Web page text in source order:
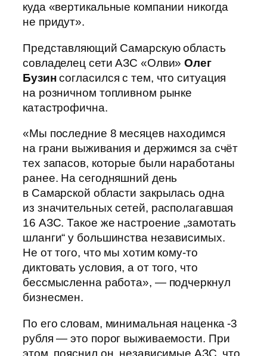
куда «вертикальные компании никогда
не придут».
Представляющий Самарскую область
совладелец сети АЗС «Олви»Олег
Бузинсогласился с тем, что ситуация
на розничном топливном рынке
катастрофична.
«Мы последние 8 месяцев находимся
на грани выживания и держимся за счёт
тех запасов, которые были наработаны
ранее. На сегодняшний день
в Самарской области закрылась одна
из значительных сетей, располагавшая
16 АЗС. Такое же настроение „замотать
шланги“ у большинства независимых.
Не от того, что мы хотим кому-то
диктовать условия, а от того, что
бессмысленна работа», — подчеркнул
бизнесмен.
По его словам, минимальная наценка -3
рубля — это порог выживаемости. При
этом, пояснил он, независимые АЗС, что